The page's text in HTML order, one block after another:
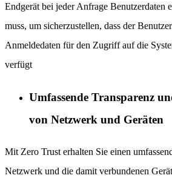
Endgerät bei jeder Anfrage Benutzerdaten
muss, um sicherzustellen, dass der
Anmeldedaten für den Zugriff auf die
verfügt
Umfassende Transparenz
von Netzwerk und Geräten
Mit Zero Trust erhalten Sie einen
Netzwerk und die damit verbundenen